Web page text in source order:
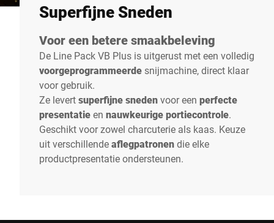
Superfijne Sneden
Voor een betere smaakbeleving
De Line Pack VB Plus is uitgerust met een volledig
voorgeprogrammeerde snijmachine, direct klaar
voor gebruik.
Ze levertsuperfijne snedenvoor een perfecte
presentatieen nauwkeurige portiecontrole.
Geschikt voor zowel charcuterie als kaas. Keuze
uit verschillendeaflegpatronendie elke
productpresentatie ondersteunen.